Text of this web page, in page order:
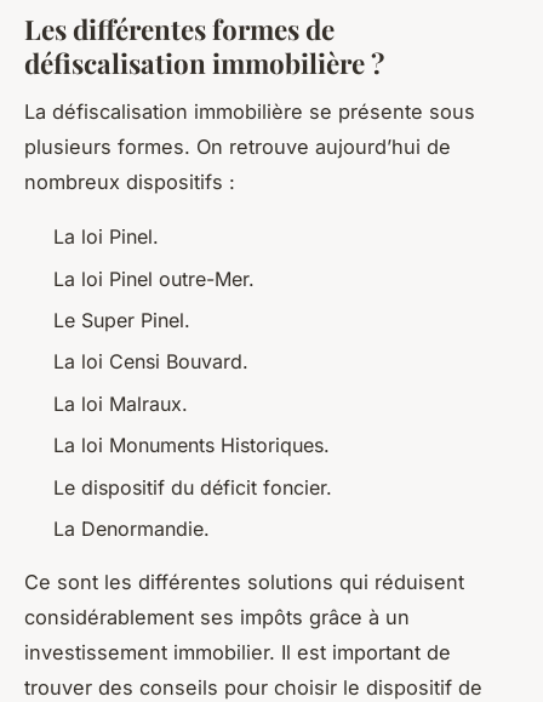
Les différentes formes de
défiscalisation immobilière ?
La défiscalisation immobilière se présente sous
plusieurs formes. On retrouve aujourd’hui de
nombreux dispositifs :
La loi Pinel.
La loi Pinel outre-Mer.
Le Super Pinel.
La loi Censi Bouvard.
La loi Malraux.
La loi Monuments Historiques.
Le dispositif du déficit foncier.
La Denormandie.
Ce sont les différentes solutions qui réduisent
considérablement ses impôts grâce à un
investissement immobilier. Il est important de
trouver des conseils pour choisir le dispositif de